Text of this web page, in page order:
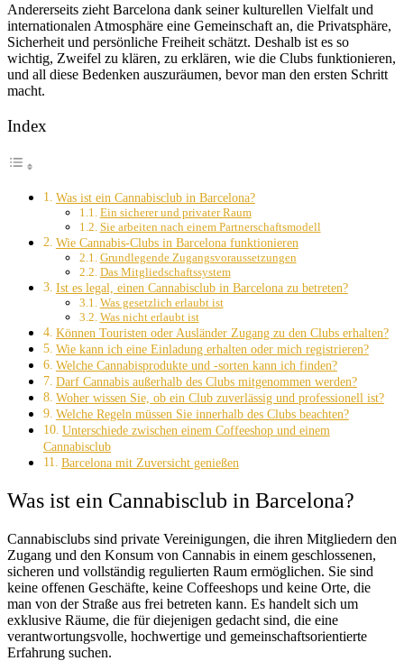
Andererseits zieht Barcelona dank seiner kulturellen Vielfalt und
internationalen Atmosphäre eine Gemeinschaft an, die Privatsphäre,
Sicherheit und persönliche Freiheit schätzt. Deshalb ist es so
wichtig, Zweifel zu klären, zu erklären, wie die Clubs funktionieren,
und all diese Bedenken auszuräumen, bevor man den ersten Schritt
macht.
Index
Was ist ein Cannabisclub in Barcelona?
Ein sicherer und privater Raum
Sie arbeiten nach einem Partnerschaftsmodell
Wie Cannabis-Clubs in Barcelona funktionieren
Grundlegende Zugangsvoraussetzungen
Das Mitgliedschaftssystem
Ist es legal, einen Cannabisclub in Barcelona zu betreten?
Was gesetzlich erlaubt ist
Was nicht erlaubt ist
Können Touristen oder Ausländer Zugang zu den Clubs erhalten?
Wie kann ich eine Einladung erhalten oder mich registrieren?
Welche Cannabisprodukte und -sorten kann ich finden?
Darf Cannabis außerhalb des Clubs mitgenommen werden?
Woher wissen Sie, ob ein Club zuverlässig und professionell ist?
Welche Regeln müssen Sie innerhalb des Clubs beachten?
Unterschiede zwischen einem Coffeeshop und einem
Cannabisclub
Barcelona mit Zuversicht genießen
Was ist ein Cannabisclub in Barcelona?
Cannabisclubs sind private Vereinigungen, die ihren Mitgliedern den
Zugang und den Konsum von Cannabis in einem geschlossenen,
sicheren und vollständig regulierten Raum ermöglichen. Sie sind
keine offenen Geschäfte, keine Coffeeshops und keine Orte, die
man von der Straße aus frei betreten kann. Es handelt sich um
exklusive Räume, die für diejenigen gedacht sind, die eine
verantwortungsvolle, hochwertige und gemeinschaftsorientierte
Erfahrung suchen.